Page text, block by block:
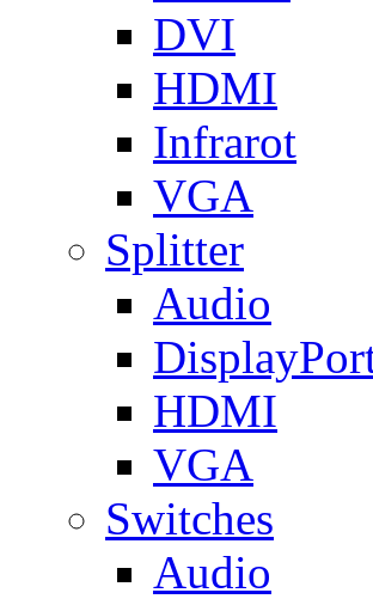
DVI
HDMI
Infrarot
VGA
Splitter
Audio
HDMI
VGA
Switches
Audio